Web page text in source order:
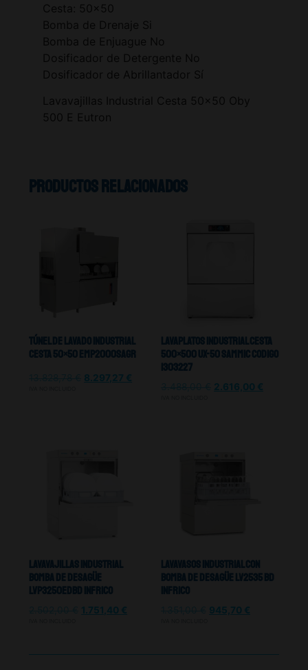
Cesta: 50×50
Bomba de Drenaje Si
Bomba de Enjuague No
Dosificador de Detergente No
Dosificador de Abrillantador Sí
Lavavajillas Industrial Cesta 50×50 Oby
500 E Eutron
Productos relacionados
Túnel De Lavado Industrial
Cesta 50×50 Emp2000sagr
8.297,27 €
Lavaplatos Industrial Cesta
500×500 UX-50 Sammic Codigo
1303227
2.616,00 €
Lavavajillas Industrial
Bomba De Desagüe
LVP3250EDBD Infrico
1.751,40 €
Lavavasos Industrial Con
Bomba De Desagüe LV2535 BD
Infrico
945,70 €